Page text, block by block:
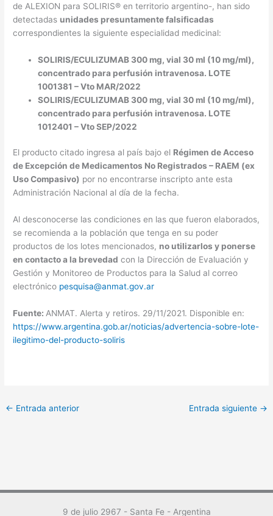
de ALEXION para SOLIRIS® en territorio argentino-, han sido
detectadas unidades presuntamente falsificadas
correspondientes la siguiente especialidad medicinal:
SOLIRIS/ECULIZUMAB 300 mg, vial 30 ml (10 mg/ml),
concentrado para perfusión intravenosa. LOTE
1001381 – Vto MAR/2022
SOLIRIS/ECULIZUMAB 300 mg, vial 30 ml (10 mg/ml),
concentrado para perfusión intravenosa. LOTE
1012401 – Vto SEP/2022
El producto citado ingresa al país bajo el Régimen de Acceso
de Excepción de Medicamentos No Registrados – RAEM (ex
Uso Compasivo) por no encontrarse inscripto ante esta
Administración Nacional al día de la fecha.
Al desconocerse las condiciones en las que fueron elaborados,
se recomienda a la población que tenga en su poder
productos de los lotes mencionados, no utilizarlos y ponerse
en contacto a la brevedad con la Dirección de Evaluación y
Gestión y Monitoreo de Productos para la Salud al correo
electrónico pesquisa@anmat.gov.ar
Fuente: ANMAT. Alerta y retiros. 29/11/2021. Disponible en:
https://www.argentina.gob.ar/noticias/advertencia-sobre-lote-
ilegitimo-del-producto-soliris
← Entrada anterior Entrada siguiente →
9 de julio 2967 - Santa Fe - Argentina